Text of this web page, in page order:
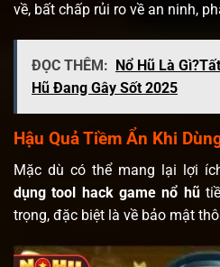
về, bất chấp rủi ro về an ninh,
ĐỌC THÊM:
Nổ Hũ Là
Hũ Đang Gây Sốt 2025
Hậu Quả Tiềm Ẩn Khi
Mặc dù có thể mang lại lợi
dụng tool hack game nổ hũ
trọng, đặc biệt là về bảo mật